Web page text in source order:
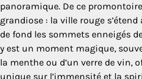
panoramique. De ce
grandiose : la ville rouge
de fond les sommets enneigés
y est un moment magique,
la menthe ou d’un verre de vin,
unique sur l’immensité et la